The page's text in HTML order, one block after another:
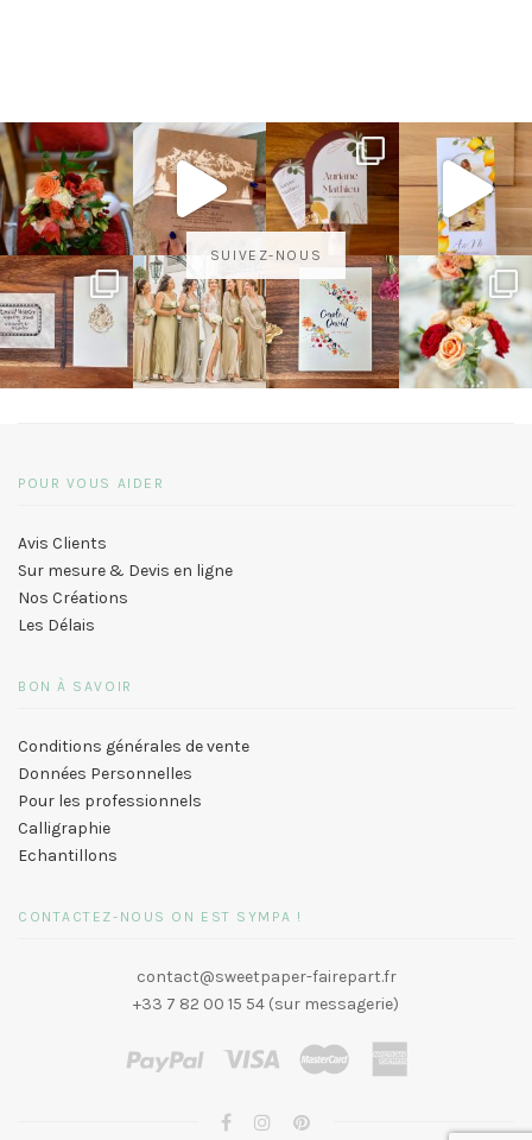
SUIVEZ-NOUS
POUR VOUS AIDER
Avis Clients
Sur mesure & Devis en ligne
Nos Créations
Les Délais
BON À SAVOIR
Conditions générales de vente
Données Personnelles
Pour les professionnels
Calligraphie
Echantillons
CONTACTEZ-NOUS ON EST SYMPA !
contact@sweetpaper-fairepart.fr
+33 7 82 00 15 54 (sur messagerie)